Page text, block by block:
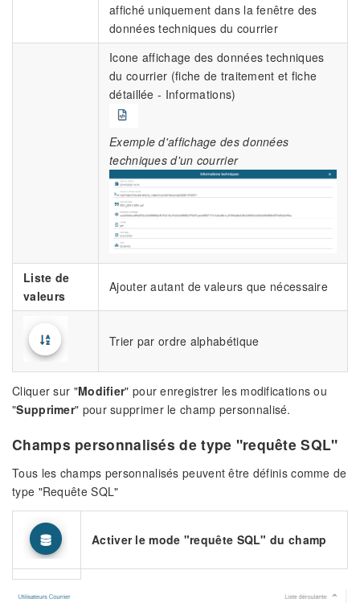
affiché uniquement dans la fenêtre des
données techniques du courrier
Icone affichage des données techniques
du courrier (fiche de traitement et fiche
détaillée - Informations)
Exemple d'affichage des données
techniques d'un courrier
Liste de
valeurs
Ajouter autant de valeurs que nécessaire
Trier par ordre alphabétique
Cliquer sur "Modifier" pour enregistrer les modifications ou
"Supprimer" pour supprimer le champ personnalisé.
Champs personnalisés de type "requête SQL"
Tous les champs personnalisés peuvent être définis comme de
type "Requête SQL"
Activer le mode "requête SQL" du champ